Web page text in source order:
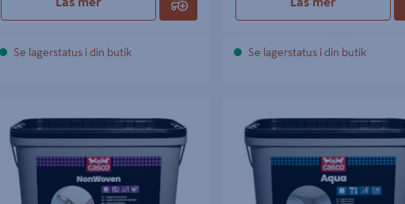
Se lagerstatus i din butik Se lagerstatus i din butik